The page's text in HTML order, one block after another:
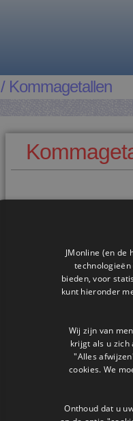
/ Kommagetallen
JMonline (en
technologieën
bieden, voor
kunt hieronder
Wij zijn van
krijgt als u
"Alles
cookies. We
Onthoud dat u